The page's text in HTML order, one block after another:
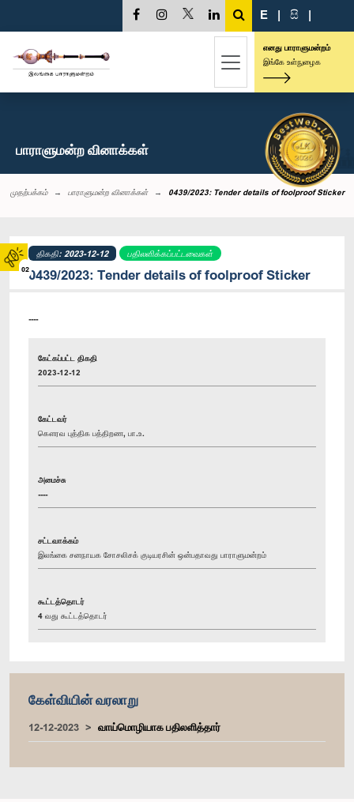
02
E | සි |
எனது பாராளுமன்றம்
இங்கே உள்நுழைக
பாராளுமன்ற வினாக்கள்
முதற்பக்கம் பாராளுமன்ற வினாக்கள் 0439/2023: Tender details of foolproof Sticker
திகதி: 2023-12-12 பதிலளிக்கப்பட்டவைகள்
0439/2023: Tender details of foolproof Sticker
----
கேட்கப்பட்ட திகதி
2023-12-12
கேட்டவர்
கௌரவ புத்திக பத்திறண, பா.உ.
அமைச்சு
----
சட்டவாக்கம்
இலங்கை சனநாயக சோசலிசக் குடியரசின் ஒன்பதாவது பாராளுமன்றம்
கூட்டத்தொடர்
4 வது கூட்டத்தொடர்
கேள்வியின் வரலாறு
12-12-2023 வாய்மொழியாக பதிலளித்தார்